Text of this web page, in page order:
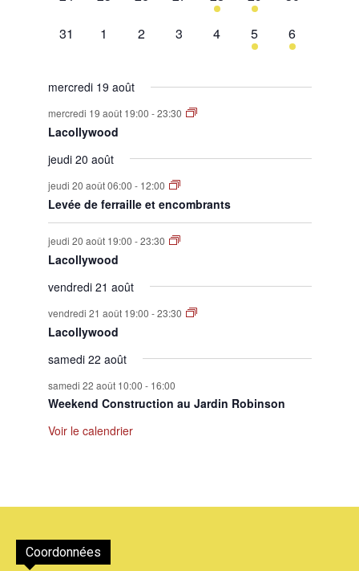
évènement,évènement,évènement,
0
31
0
1
0
2
0
3
0
évènement,
4
1
évènement,
5
1
évènement,
6
mercredi 19 août
mercredi 19 août 19:00 -23:30
Lacollywood
jeudi 20 août
jeudi 20 août 06:00 - 12:00
Levée de ferraille et encombrants
jeudi 20 août 19:00 -23:30
Lacollywood
vendredi 21 août
vendredi 21 août 19:00 -23:30
Lacollywood
samedi 22 août
samedi 22 août 10:00 - 16:00
Weekend Construction au Jardin Robinson
Voir le calendrier
Coordonnées